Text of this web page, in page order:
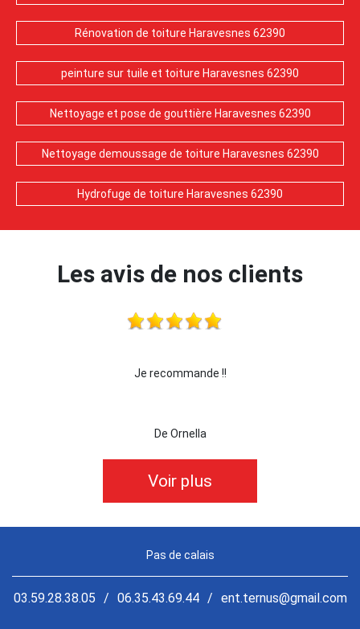
Rénovation de toiture Haravesnes 62390
peinture sur tuile et toiture Haravesnes 62390
Nettoyage et pose de gouttière Haravesnes 62390
Nettoyage demoussage de toiture Haravesnes 62390
Hydrofuge de toiture Haravesnes 62390
Les avis de nos clients
Je recommande !!
De Ornella
Voir plus
Pas de calais
03.59.28.38.05 / 06.35.43.69.44 / ent.ternus@gmail.com